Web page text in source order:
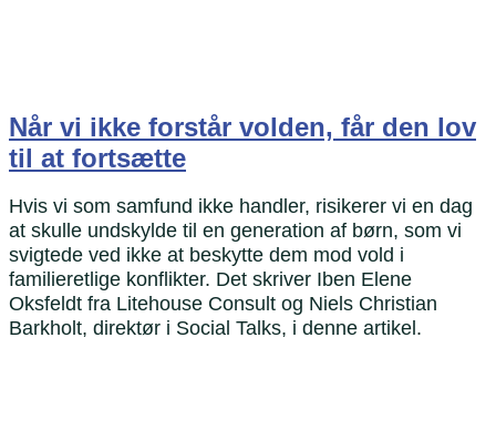
Når vi ikke forstår volden, får den lov
til at fortsætte
Hvis vi som samfund ikke handler, risikerer vi en dag
at skulle undskylde til en generation af børn, som vi
svigtede ved ikke at beskytte dem mod vold i
familieretlige konflikter. Det skriver Iben Elene
Oksfeldt fra Litehouse Consult og Niels Christian
Barkholt, direktør i Social Talks, i denne artikel.